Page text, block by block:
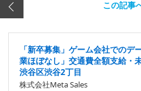
この記事
「新卒募集」ゲーム会社での
業ほぼなし」交通費全額支給・
渋谷区渋谷2丁目
株式会社Meta Sales